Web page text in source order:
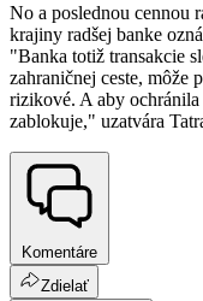
No a poslednou cennou
krajiny radšej banke
"Banka totiž transakcie
zahraničnej ceste,
rizikové. A aby ochránila
zablokuje," uzatvára
Komentáre
Zdielať